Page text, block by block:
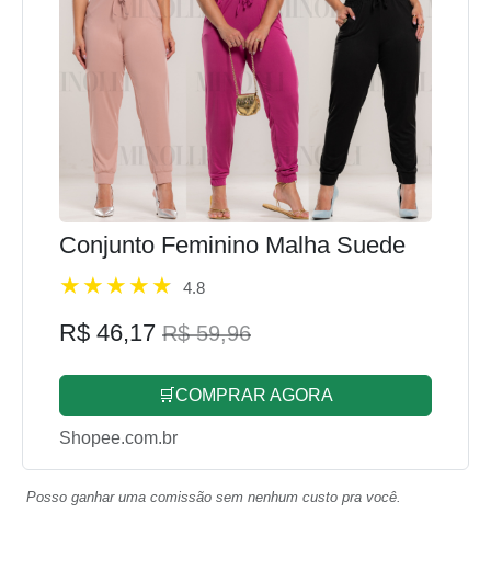
Conjunto Feminino Malha Suede
4.8
R$ 46,17 R$ 59,96
🛒COMPRAR AGORA
Shopee.com.br
Posso ganhar uma comissão sem nenhum custo pra você.